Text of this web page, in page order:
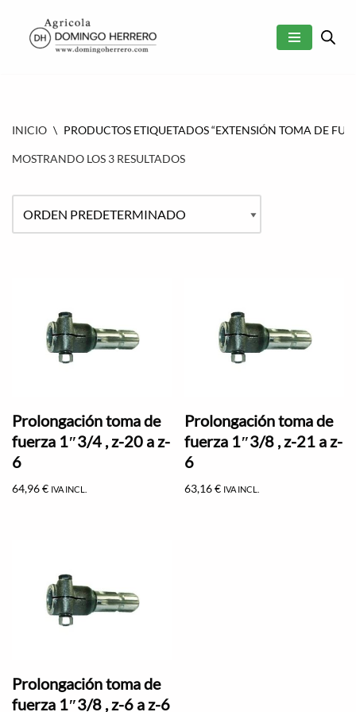
SALTAR
INICIO \ PRODUCTOS ETIQUETADOS “EXTENSIÓN TOMA DE
MOSTRANDO LOS 3 RESULTADOS
Prolongación toma de
fuerza 1″3/4 , z-20 a z-
6
64,96€ IVA INCL.
Prolongación toma de
fuerza 1″3/8 , z-21 a z-
6
63,16€ IVA INCL.
Prolongación toma de
fuerza 1″3/8 , z-6 a z-6